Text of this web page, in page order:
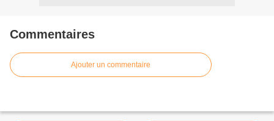
Commentaires
Ajouter un commentaire